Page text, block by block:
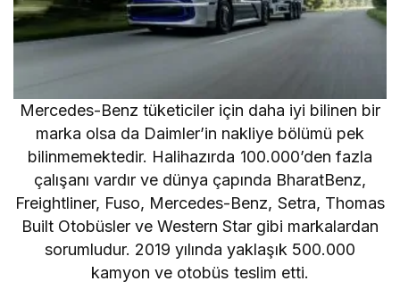
Mercedes-Benz tüketiciler için daha iyi bilinen bir
marka olsa da Daimler’in nakliye bölümü pek
bilinmemektedir. Halihazırda 100.000’den fazla
çalışanı vardır ve dünya çapında BharatBenz,
Freightliner, Fuso, Mercedes-Benz, Setra, Thomas
Built Otobüsler ve Western Star gibi markalardan
sorumludur. 2019 yılında yaklaşık 500.000
kamyon ve otobüs teslim etti.